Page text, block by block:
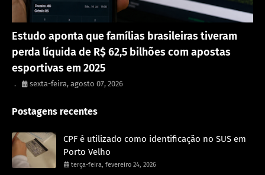
Estudo aponta que famílias brasileiras tiveram
perda líquida de R$ 62,5 bilhões com apostas
esportivas em 2025
. sexta-feira, agosto 07, 2026
Postagens recentes
CPF é utilizado como identificação no SUS em
Porto Velho
terça-feira, fevereiro 24, 2026